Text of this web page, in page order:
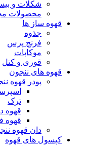
شکلات و
محصولات
قهوه ساز ها
جذوه
فرنچ پرس
موکاپات
قوری و کتل
قهوه های ننجون
پودر قهوه
ترک
قهوه
قهوه
دان قهوه
کپسول های قهوه